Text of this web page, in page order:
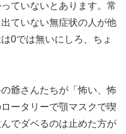
ていないとあります。常
ていない無症状の人が他
0では無いにしろ、ちょ
爺さんたちが「怖い、怖
ータリーで顎マスクで喫
でダベるのは止めた方が